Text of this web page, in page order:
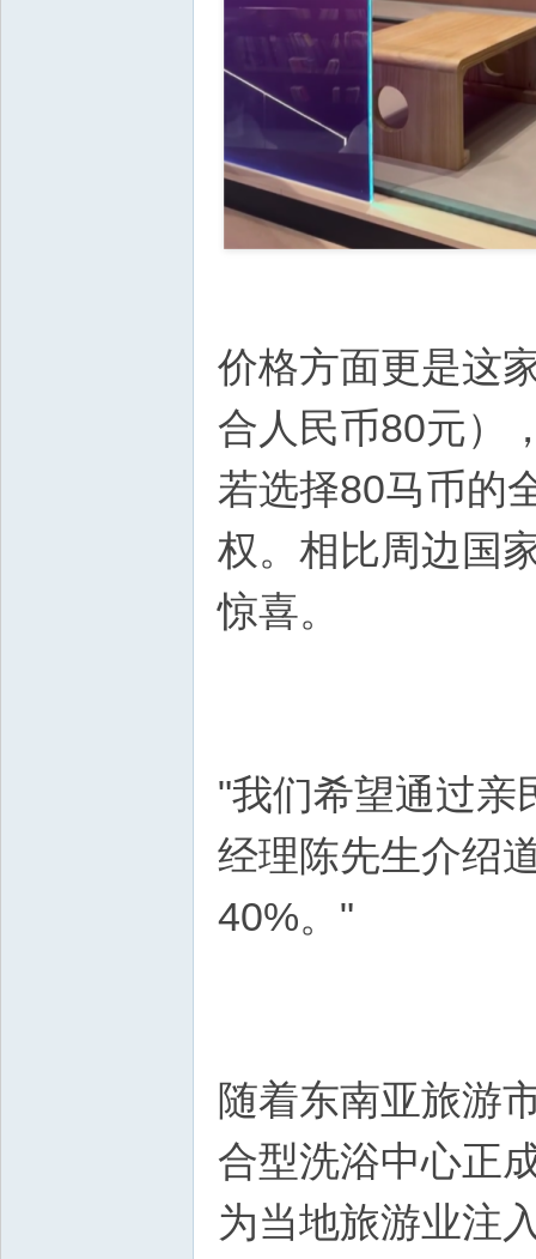
价格方面更是这
合人民币80元）
若选择80马币的
权。相比周边国
惊喜。
"我们希望通过亲
经理陈先生介绍
40%。"
随着东南亚旅游
合型洗浴中心正
为当地旅游业注